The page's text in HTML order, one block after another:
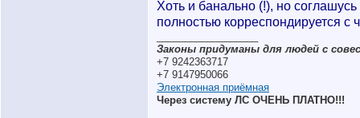
Хоть и банально (!), но
полностью корреспондируется с
Законы придуманы для людей с
+7 9242363717
+7 9147950066
Электронная приёмная
Через систему ЛС ОЧЕНЬ ПЛАТНО!!!